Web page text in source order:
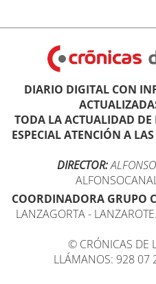
DIARIO DIGITAL CON
TODA LA ACTUALIDAD
ESPECIAL ATENCIÓN A
DIRECTOR:
COORDINADORA GRUPO
LANZAGORTA -
© CRÓNICAS DE
LLÁMANOS: 928 07